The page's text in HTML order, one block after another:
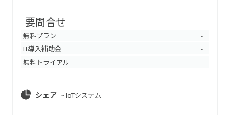
要問合せ
無料プラン -
IT導入補助金 -
無料トライアル -
シェア ~IoTシステム